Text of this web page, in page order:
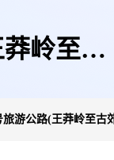
岭至古
旅游公路(王莽岭至古